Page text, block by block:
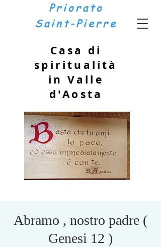
Priorato
Saint-Pierre
Casa di
spiritualità
in Valle
d'Aosta
Abramo , nostro padre (
Genesi 12 )